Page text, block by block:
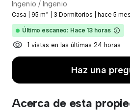
Ingenio / Ingenio
Casa 95 m² 3 Dormitorios hace 5
Último escaneo: Hace 13 horas
1 vistas en las últimas 24 horas
Haz una
Acerca de esta